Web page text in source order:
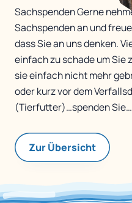
Sachspenden Gerne
Sachspenden an und
dass Sie an uns denken.
einfach zu schade um Sie
sie einfach nicht mehr
oder kurz vor dem
(Tierfutter)…spenden Sie…
Zur Übersicht